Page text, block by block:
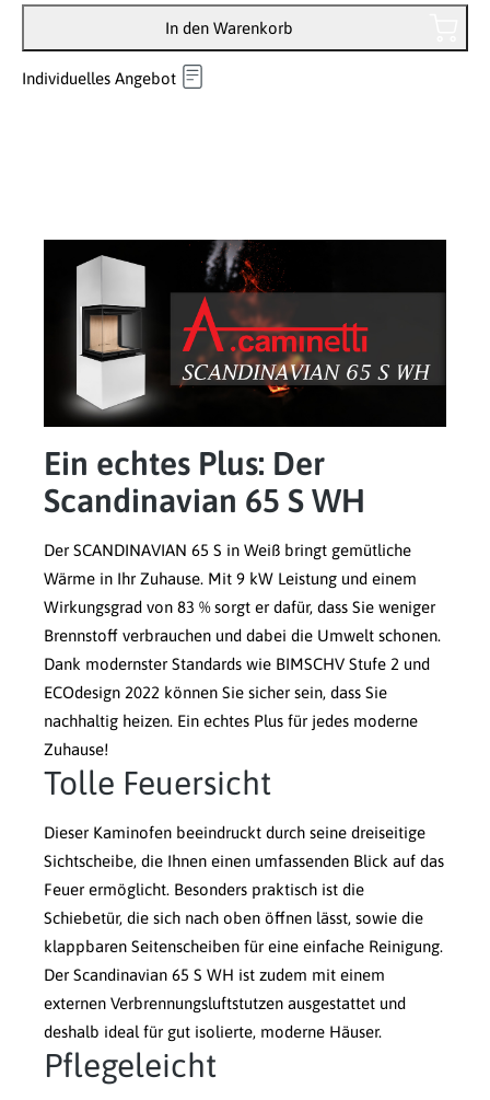
In den Warenkorb
Individuelles Angebot
Ein echtes Plus: Der
Scandinavian 65 S WH
Der SCANDINAVIAN 65 S in Weiß bringt gemütliche
Wärme in Ihr Zuhause. Mit 9 kW Leistung und einem
Wirkungsgrad von 83 % sorgt er dafür, dass Sie weniger
Brennstoff verbrauchen und dabei die Umwelt schonen.
Dank modernster Standards wie BIMSCHV Stufe 2 und
ECOdesign 2022 können Sie sicher sein, dass Sie
nachhaltig heizen. Ein echtes Plus für jedes moderne
Zuhause!
Tolle Feuersicht
Dieser Kaminofen beeindruckt durch seine dreiseitige
Sichtscheibe, die Ihnen einen umfassenden Blick auf das
Feuer ermöglicht. Besonders praktisch ist die
Schiebetür, die sich nach oben öffnen lässt, sowie die
klappbaren Seitenscheiben für eine einfache Reinigung.
Der Scandinavian 65 S WH ist zudem mit einem
externen Verbrennungsluftstutzen ausgestattet und
deshalb ideal für gut isolierte, moderne Häuser.
Pflegeleicht